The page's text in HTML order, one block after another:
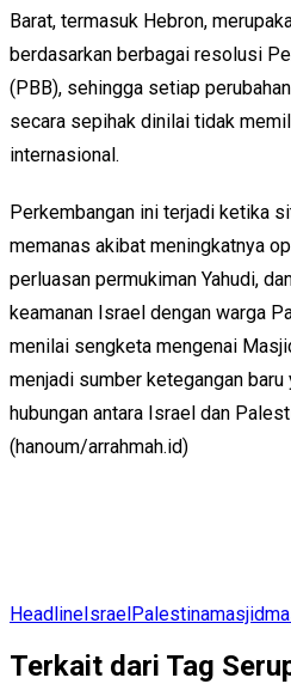
Barat, termasuk Hebron,
berdasarkan berbagai resolusi
(PBB), sehingga setiap
secara sepihak dinilai tidak
internasional.
Perkembangan ini terjadi ketika
memanas akibat meningkatnya
perluasan permukiman Yahudi,
keamanan Israel dengan warga
menilai sengketa mengenai
menjadi sumber ketegangan
hubungan antara Israel dan
(hanoum/arrahmah.id)
HeadlineIsraelPalestinamasjid
Terkait dari Tag